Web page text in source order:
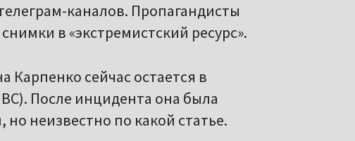
каналов. Пропагандисты
в «экстремистский ресурс».
Карпенко сейчас остается в
После инцидента она была
неизвестно по какой статье.